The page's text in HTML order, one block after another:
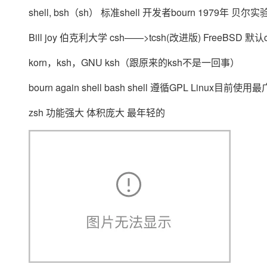
shell, bsh（sh） 标准shell 开发者bourn 1979年 贝尔实
Bill joy 伯克利大学 csh——>tcsh(改进版) FreeBSD 默认
korn，ksh，GNU ksh（跟原来的ksh不是一回事）
bourn again shell bash shell 遵循GPL Linux目前使用最
zsh 功能强大 体积庞大 最年轻的